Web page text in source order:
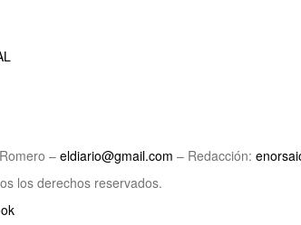
– eldiario@gmail.com – Redacción:
los derechos reservados.